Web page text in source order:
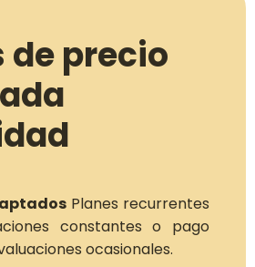
de precio
Planes recurrentes
constantes o pago
ocasionales.